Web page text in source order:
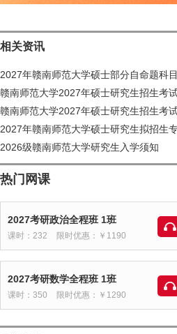
相关资讯
2027年赣南师范大学硕士部分自命题科
赣南师范大学2027年硕士研究生招生考
赣南师范大学2027年硕士研究生招生考
2027年赣南师范大学硕士研究生拟招生
2026级赣南师范大学研究生入学须知
热门网课
2027考研政治全程班 1班
课时：232 限时优惠：￥1190
2027考研数学全程班 1班
课时：350 限时优惠：￥1290